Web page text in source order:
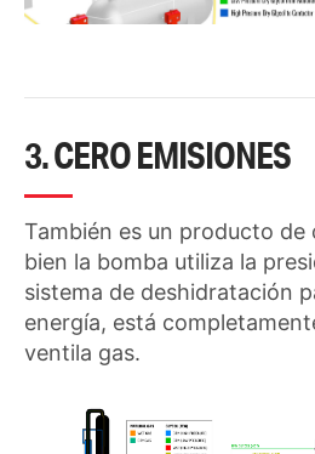
3. CERO EMISIONES
También es un producto de
bien la bomba utiliza la
sistema de deshidratación
energía, está
ventila gas.